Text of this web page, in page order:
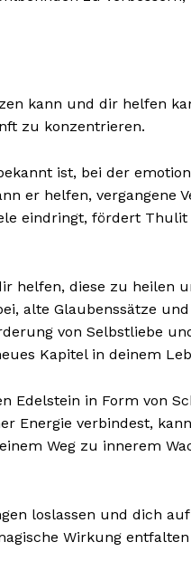
kann und dir helfen
zu konzentrieren.
ist, bei der
er helfen, vergangene
eindringt, fördert
helfen, diese zu heilen
alte Glaubenssätze
von Selbstliebe
Kapitel in deinem
Edelstein in Form von
Energie verbindest,
Weg zu innerem
loslassen und dich
Wirkung